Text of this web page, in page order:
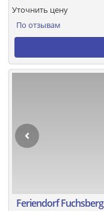
По отзывам
Уточнить цену
Feriendorf Fuchsberg